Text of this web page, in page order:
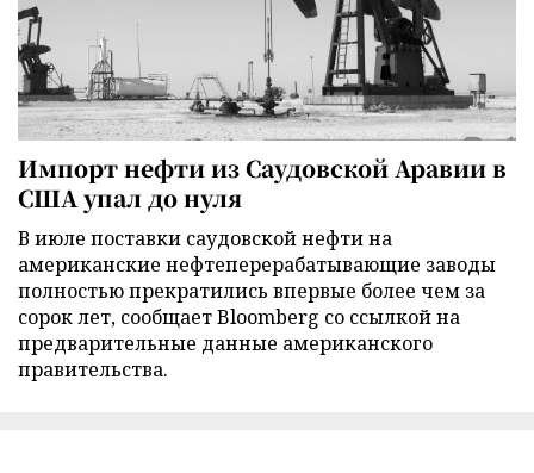
Импорт нефти из Саудовской Аравии в
США упал до нуля
В июле поставки саудовской нефти на
американские нефтеперерабатывающие заводы
полностью прекратились впервые более чем за
сорок лет, сообщает Bloomberg со ссылкой на
предварительные данные американского
правительства.